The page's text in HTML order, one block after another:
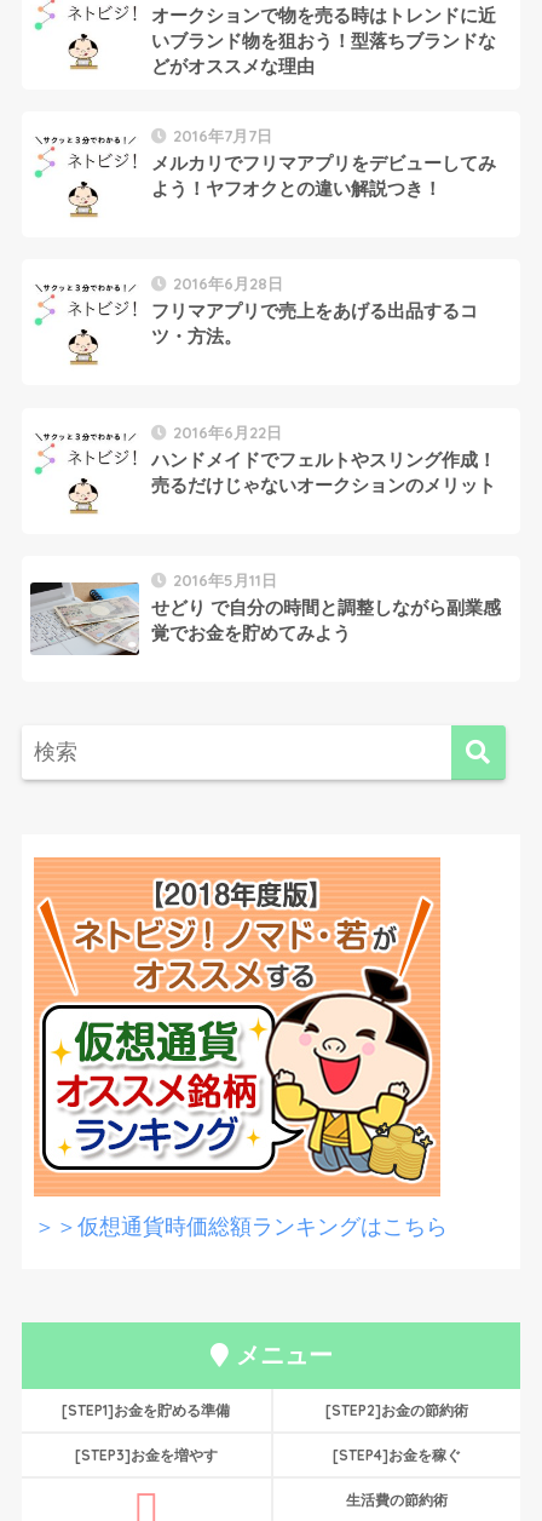
オークションで物を売る時はトレンドに近
いブランド物を狙おう！型落ちブランドな
どがオススメな理由
2016年7月7日
メルカリでフリマアプリをデビューしてみ
よう！ヤフオクとの違い解説つき！
2016年6月28日
フリマアプリで売上をあげる出品するコ
ツ・方法。
2016年6月22日
ハンドメイドでフェルトやスリング作成！
売るだけじゃないオークションのメリット
2016年5月11日
せどり で自分の時間と調整しながら副業感
覚でお金を貯めてみよう
＞＞仮想通貨時価総額ランキングはこちら
メニュー
[STEP1]お金を貯める準備 [STEP2]お金の節約術
[STEP3]お金を増やす [STEP4]お金を稼ぐ
生活費の節約術